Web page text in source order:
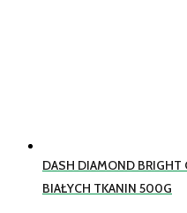
DASH DIAMOND BRIGHT
BIAŁYCH TKANIN 500G